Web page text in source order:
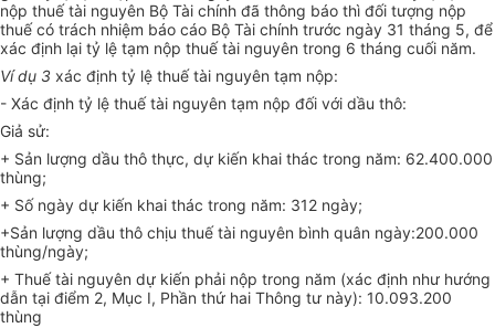
nộp thuế tài nguyên Bộ Tài chính đã thông báo thì đối tượng nộp
thuế có trách nhiệm báo cáo Bộ Tài chính trước ngày 31 tháng 5, để
xác định lại tỷ lệ tạm nộp thuế tài nguyên trong 6 tháng cuối năm.
Ví dụ 3 xác định tỷ lệ thuế tài nguyên tạm nộp:
- Xác định tỷ lệ thuế tài nguyên tạm nộp đối với dầu thô:
Giả sử:
+ Sản lượng dầu thô thực, dự kiến khai thác trong năm: 62.400.000
thùng;
+ Số ngày dự kiến khai thác trong năm: 312 ngày;
+Sản lượng dầu thô chịu thuế tài nguyên bình quân ngày:200.000
thùng/ngày;
+ Thuế tài nguyên dự kiến phải nộp trong năm (xác định như hướng
dẫn tại điểm 2, Mục I, Phần thứ hai Thông tư này): 10.093.200
thùng